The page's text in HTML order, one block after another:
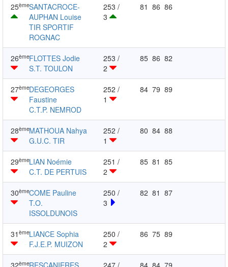
25èmeSANTACROCE-
AUPHAN Louise
TIR SPORTIF
ROGNAC
253 /
3
81 86 86
26èmeFLOTTES Jodie
S.T. TOULON
253 /
2
85 86 82
27èmeDEGEORGES
Faustine
C.T.P. NEMROD
252 /
1
84 79 89
28èmeMATHOUA Nahya
G.U.C. TIR
252 /
1
80 84 88
29èmeLIAN Noémie
C.T. DE PERTUIS
251 /
2
85 81 85
30èmeCOME Pauline
T.O.
ISSOLDUNOIS
250 /
3
82 81 87
31 èmeLIANCE Sophia
F.J.E.P. MUIZON
250 /
2
86 75 89
32èmeRESCANIERES 247 / 84 84 79